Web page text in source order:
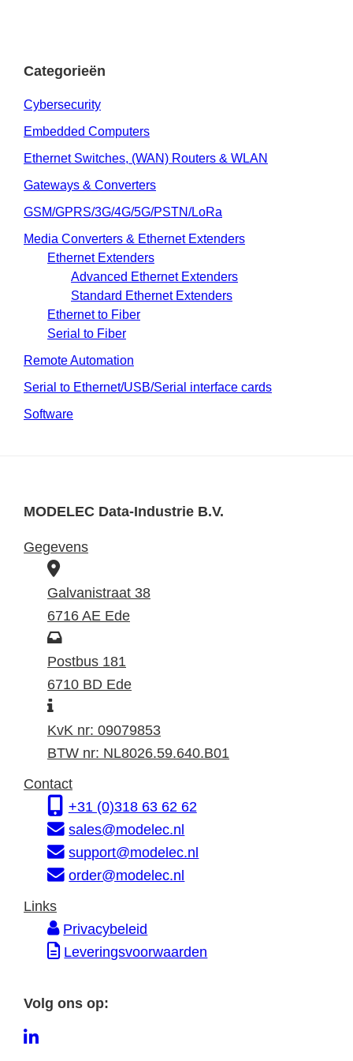
Categorieën
Cybersecurity
Embedded Computers
Ethernet Switches, (WAN) Routers & WLAN
Gateways & Converters
GSM/GPRS/3G/4G/5G/PSTN/LoRa
Media Converters & Ethernet Extenders
Ethernet Extenders
Advanced Ethernet Extenders
Standard Ethernet Extenders
Ethernet to Fiber
Serial to Fiber
Remote Automation
Serial to Ethernet/USB/Serial interface cards
Software
MODELEC Data-Industrie B.V.
Gegevens
B
e
z
o
e
k
d
r
s
Galvanistraat 38
6716 AE Ede
P
o
s
a
d
e
s
Postbus 181
6710 BD Ede
I
n
f
r
m
a
t
e
KvK nr: 09079853
BTW nr: NL8026.59.640.B01
Contact
+31 (0)318 63 62 62
sales@modelec.nl
support@modelec.nl
order@modelec.nl
Links
Privacybeleid
Leveringsvoorwaarden
Volg ons op:
L